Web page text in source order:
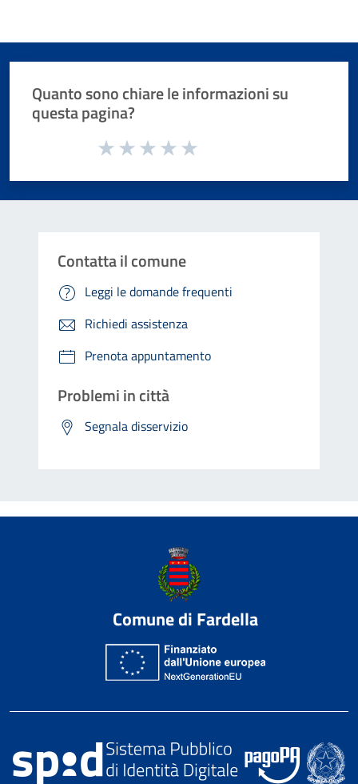
Quanto sono chiare le informazioni su
questa pagina?
Valuta da 1 a 5 stelle la pagina
Contatta il comune
Leggi le domande frequenti
Richiedi assistenza
Prenota appuntamento
Problemi in città
Segnala disservizio
Comune di Fardella